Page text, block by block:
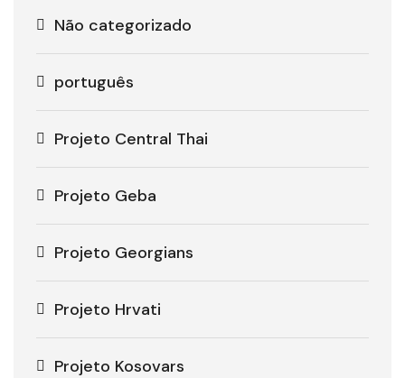
Não categorizado
português
Projeto Central Thai
Projeto Geba
Projeto Georgians
Projeto Hrvati
Projeto Kosovars